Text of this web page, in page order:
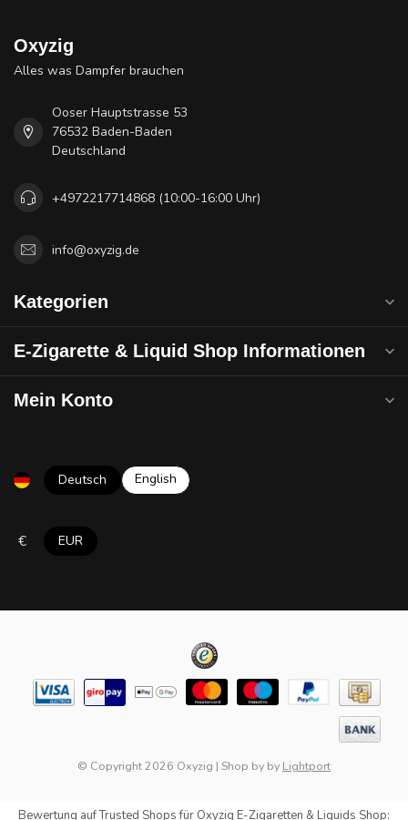
Oxyzig
Alles was Dampfer brauchen
Ooser Hauptstrasse 53
76532 Baden-Baden
Deutschland
+4972217714868 (10:00-16:00 Uhr)
info@oxyzig.de
Kategorien
E-Zigarette & Liquid Shop Informationen
Mein Konto
Deutsch English
€ EUR
© Copyright 2026 Oxyzig | Shop by by Lightport
Bewertung aufTrusted Shopsfür Oxyzig E-Zigaretten & Liquids Shop: